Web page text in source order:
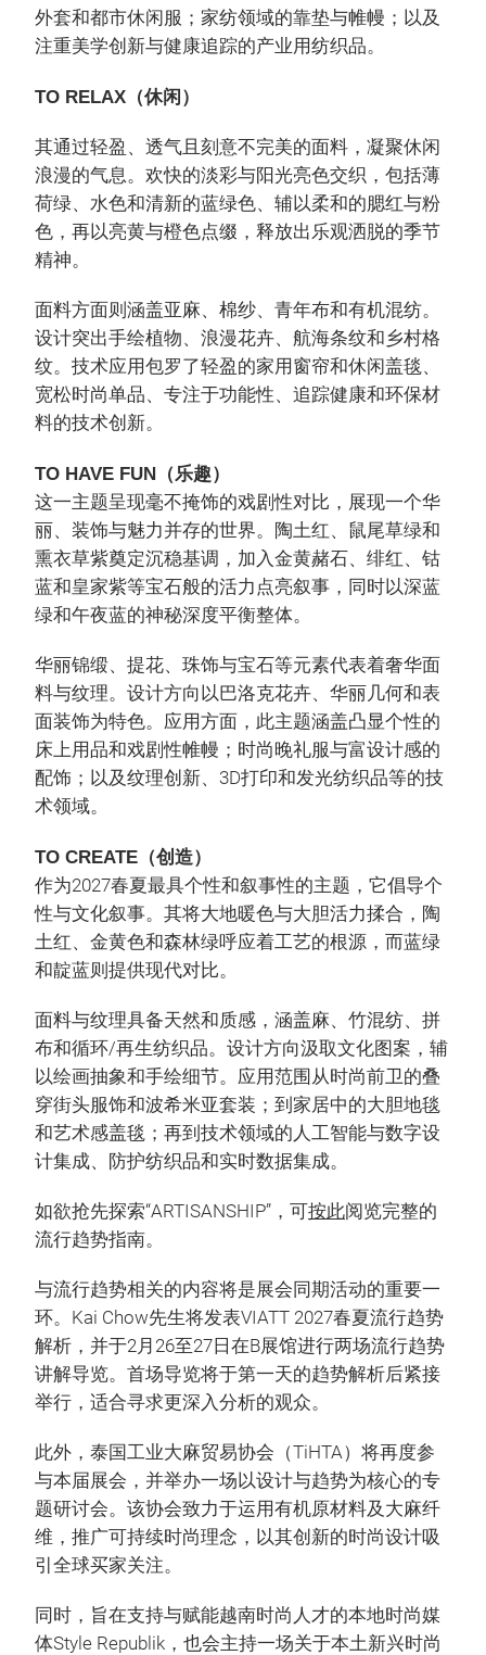
外套和都市休闲服；家纺领域的靠垫与帷幔；以及
注重美学创新与健康追踪的产业用纺织品。
TO RELAX（休闲）
其通过轻盈、透气且刻意不完美的面料，凝聚休闲
浪漫的气息。欢快的淡彩与阳光亮色交织，包括薄
荷绿、水色和清新的蓝绿色、辅以柔和的腮红与粉
色，再以亮黄与橙色点缀，释放出乐观洒脱的季节
精神。
面料方面则涵盖亚麻、棉纱、青年布和有机混纺。
设计突出手绘植物、浪漫花卉、航海条纹和乡村格
纹。技术应用包罗了轻盈的家用窗帘和休闲盖毯、
宽松时尚单品、专注于功能性、追踪健康和环保材
料的技术创新。
TO HAVE FUN（乐趣）
这一主题呈现毫不掩饰的戏剧性对比，展现一个华
丽、装饰与魅力并存的世界。陶土红、鼠尾草绿和
熏衣草紫奠定沉稳基调，加入金黄赭石、绯红、钴
蓝和皇家紫等宝石般的活力点亮叙事，同时以深蓝
绿和午夜蓝的神秘深度平衡整体。
华丽锦缎、提花、珠饰与宝石等元素代表着奢华面
料与纹理。设计方向以巴洛克花卉、华丽几何和表
面装饰为特色。应用方面，此主题涵盖凸显个性的
床上用品和戏剧性帷幔；时尚晚礼服与富设计感的
配饰；以及纹理创新、3D打印和发光纺织品等的技
术领域。
TO CREATE（创造）
作为2027春夏最具个性和叙事性的主题，它倡导个
性与文化叙事。其将大地暖色与大胆活力揉合，陶
土红、金黄色和森林绿呼应着工艺的根源，而蓝绿
和靛蓝则提供现代对比。
面料与纹理具备天然和质感，涵盖麻、竹混纺、拼
布和循环/再生纺织品。设计方向汲取文化图案，辅
以绘画抽象和手绘细节。应用范围从时尚前卫的叠
穿街头服饰和波希米亚套装；到家居中的大胆地毯
和艺术感盖毯；再到技术领域的人工智能与数字设
计集成、防护纺织品和实时数据集成。
如欲抢先探索“ARTISANSHIP”，可按此阅览完整的
流行趋势指南。
与流行趋势相关的内容将是展会同期活动的重要一
环。Kai Chow先生将发表VIATT 2027春夏流行趋势
解析，并于2月26至27日在B展馆进行两场流行趋势
讲解导览。首场导览将于第一天的趋势解析后紧接
举行，适合寻求更深入分析的观众。
此外，泰国工业大麻贸易协会（TiHTA）将再度参
与本届展会，并举办一场以设计与趋势为核心的专
题研讨会。该协会致力于运用有机原材料及大麻纤
维，推广可持续时尚理念，以其创新的时尚设计吸
引全球买家关注。
同时，旨在支持与赋能越南时尚人才的本地时尚媒
体Style Republik，也会主持一场关于本土新兴时尚